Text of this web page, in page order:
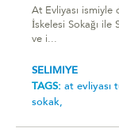
At Evliyası ismiyle
İskelesi Sokağı ile
ve i...
SELIMIYE
TAGS: at evliyası
sokak,